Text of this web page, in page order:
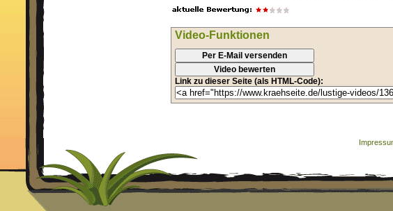
Video-Funktionen
Per E-Mail versenden
Video bewerten
Link zu dieser Seite (als HTML-Code):